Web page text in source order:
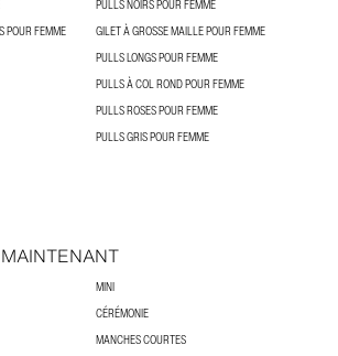
PULLS NOIRS POUR FEMME
POUR FEMME
GILET À GROSSE MAILLE POUR FEMME
PULLS LONGS POUR FEMME
PULLS À COL ROND POUR FEMME
PULLS ROSES POUR FEMME
PULLS GRIS POUR FEMME
MINI
CÉRÉMONIE
MANCHES COURTES